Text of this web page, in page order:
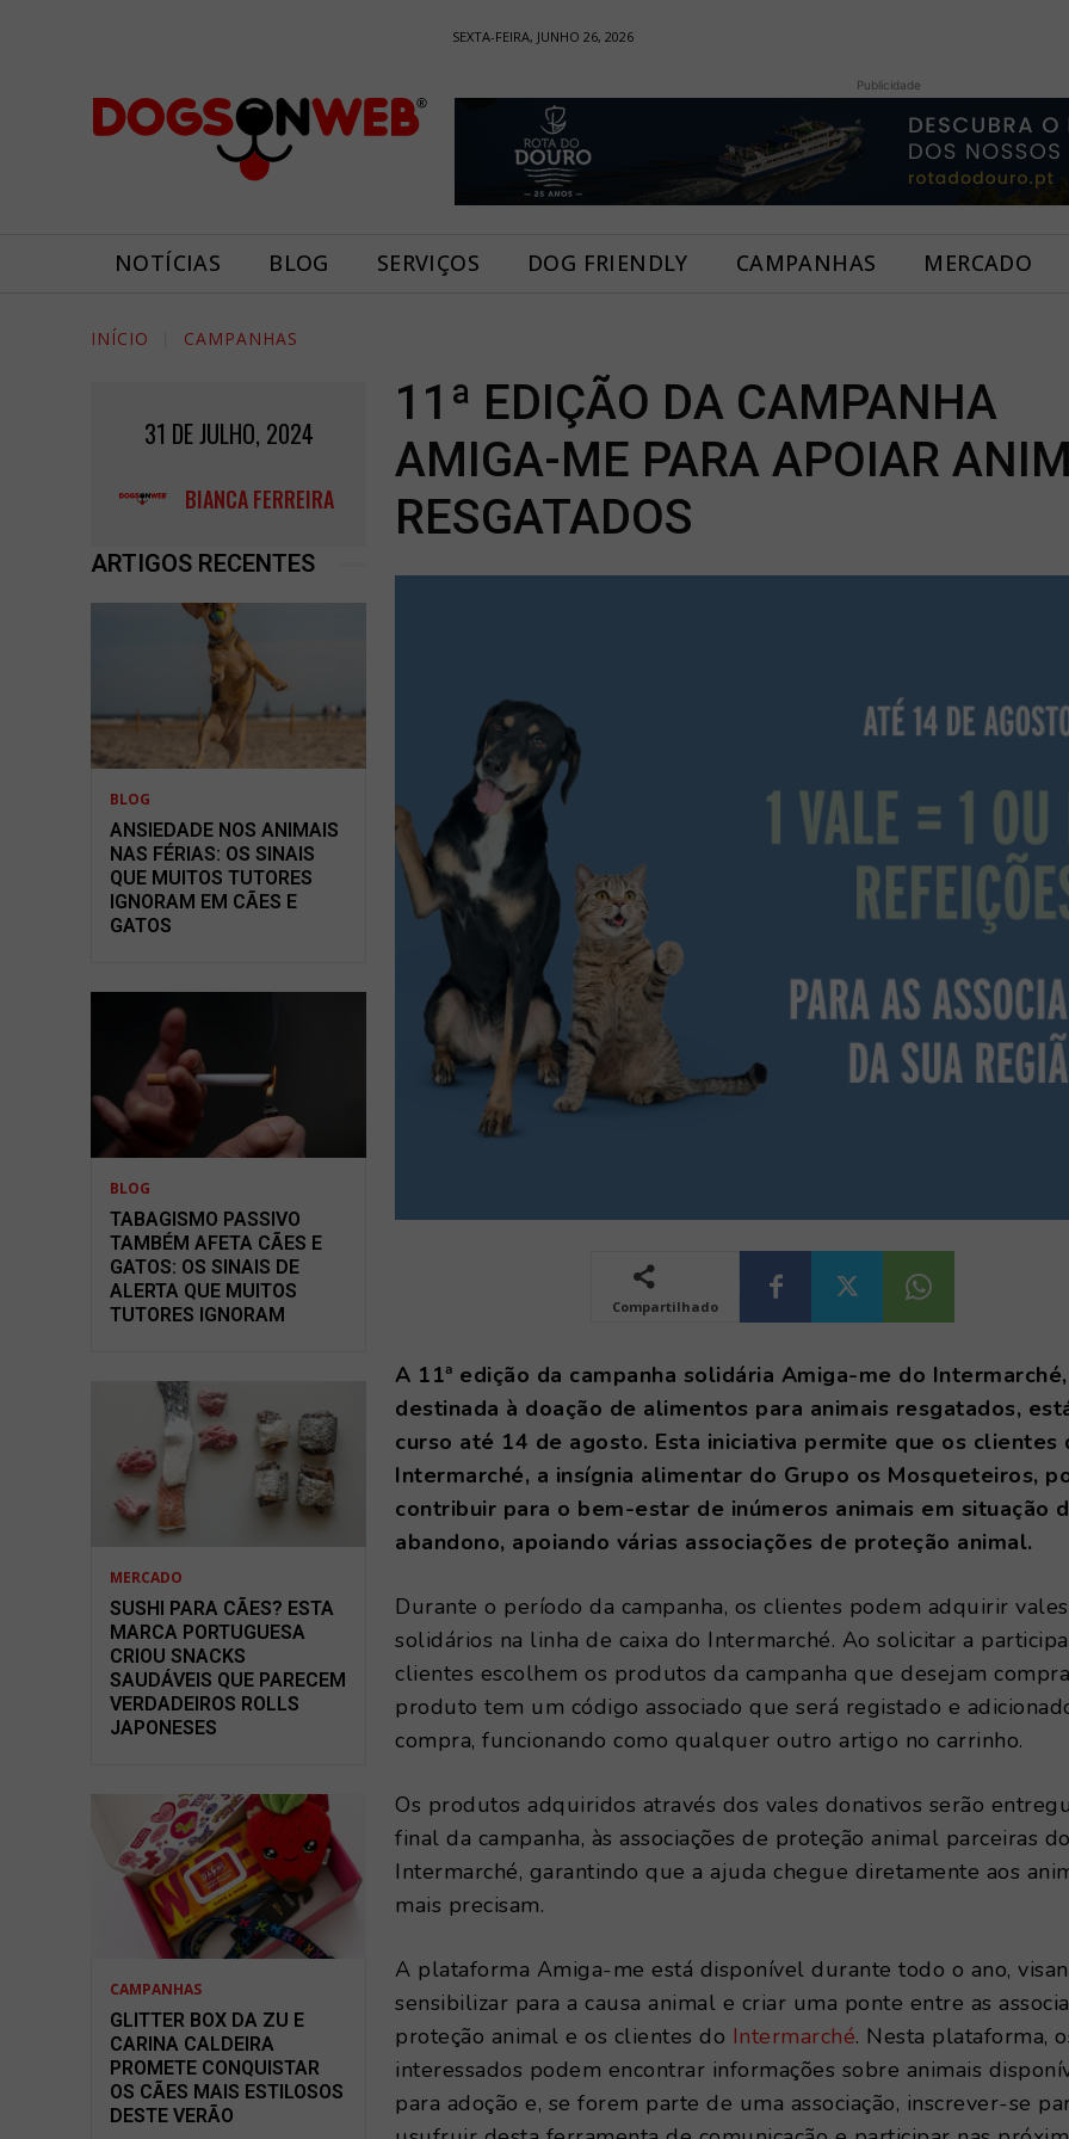
SEXTA-FEIRA, JUNHO 26, 2026
Publicidade
NOTÍCIAS BLOG SERVIÇOS DOG FRIENDLY CAMPANHAS MERCADO
INÍCIO CAMPANHAS
31 DE JULHO, 2024
BIANCA FERREIRA
ARTIGOS RECENTES
BLOG
ANSIEDADE NOS ANIMAIS
NAS FÉRIAS: OS SINAIS
QUE MUITOS TUTORES
IGNORAM EM CÃES E
GATOS
BLOG
TABAGISMO PASSIVO
TAMBÉM AFETA CÃES E
GATOS: OS SINAIS DE
ALERTA QUE MUITOS
TUTORES IGNORAM
MERCADO
SUSHI PARA CÃES? ESTA
MARCA PORTUGUESA
CRIOU SNACKS
SAUDÁVEIS QUE PARECEM
VERDADEIROS ROLLS
JAPONESES
CAMPANHAS
GLITTER BOX DA ZU E
CARINA CALDEIRA
PROMETE CONQUISTAR
OS CÃES MAIS ESTILOSOS
DESTE VERÃO
11ª EDIÇÃO DA CAMPANHA
AMIGA-ME PARA APOIAR
RESGATADOS
Compartilhado
A 11ª edição da campanha solidária Amiga-me do Intermarché,
destinada à doação de alimentos para animais resgatados,
curso até 14 de agosto. Esta iniciativa permite que os clientes
Intermarché, a insígnia alimentar do Grupo os Mosqueteiros,
contribuir para o bem-estar de inúmeros animais em situação
abandono, apoiando várias associações de proteção animal.
Durante o período da campanha, os clientes podem adquirir vales
solidários na linha de caixa do Intermarché. Ao solicitar a
clientes escolhem os produtos da campanha que desejam
produto tem um código associado que será registado e
compra, funcionando como qualquer outro artigo no carrinho.
Os produtos adquiridos através dos vales donativos serão
final da campanha, às associações de proteção animal parceiras do
Intermarché, garantindo que a ajuda chegue diretamente aos
mais precisam.
A plataforma Amiga-me está disponível durante todo o ano,
sensibilizar para a causa animal e criar uma ponte entre as
proteção animal e os clientes do Intermarché. Nesta plataforma,
interessados podem encontrar informações sobre animais
para adoção e, se forem parte de uma associação, inscrever-se